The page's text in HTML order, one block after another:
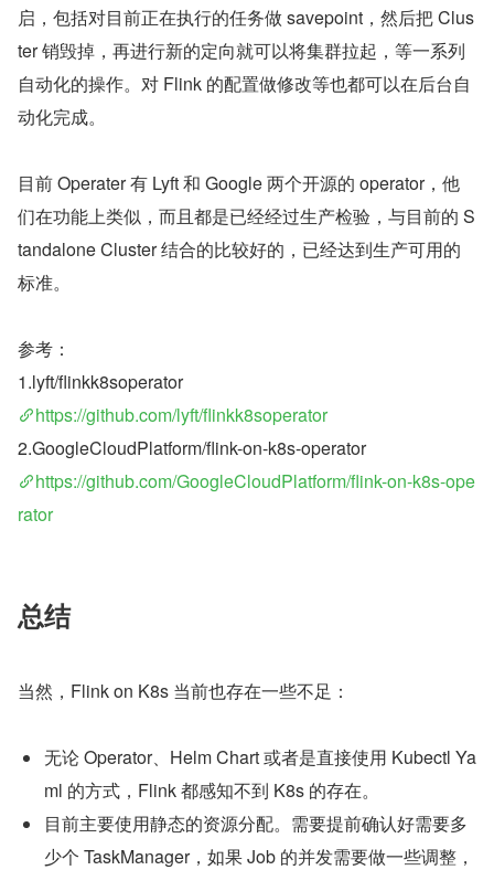
启，包括对目前正在执行的任务做 savepoint，然后把 Clus
ter 销毁掉，再进行新的定向就可以将集群拉起，等一系列
自动化的操作。对 Flink 的配置做修改等也都可以在后台自
动化完成。
目前 Operater 有 Lyft 和 Google 两个开源的 operator，他
们在功能上类似，而且都是已经经过生产检验，与目前的 S
tandalone Cluster 结合的比较好的，已经达到生产可用的
标准。
参考：
1.lyft/flinkk8soperator
https://github.com/lyft/flinkk8soperator
2.GoogleCloudPlatform/flink-on-k8s-operator
https://github.com/GoogleCloudPlatform/flink-on-k8s-ope
rator
总结
当然，Flink on K8s 当前也存在一些不足：
无论 Operator、Helm Chart 或者是直接使用 Kubectl Ya
ml 的方式，Flink 都感知不到 K8s 的存在。
目前主要使用静态的资源分配。需要提前确认好需要多
少个 TaskManager，如果 Job 的并发需要做一些调整，